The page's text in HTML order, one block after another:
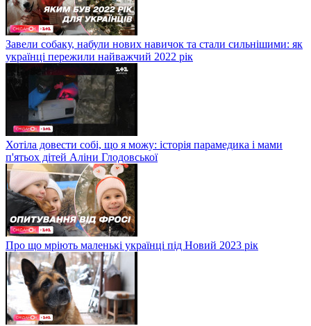
Завели собаку, набули нових навичок та стали сильнішими: як
українці пережили найважчий 2022 рік
Хотіла довести собі, що я можу: історія парамедика і мами
п'ятьох дітей Аліни Глодовської
Про що мріють маленькі українці під Новий 2023 рік